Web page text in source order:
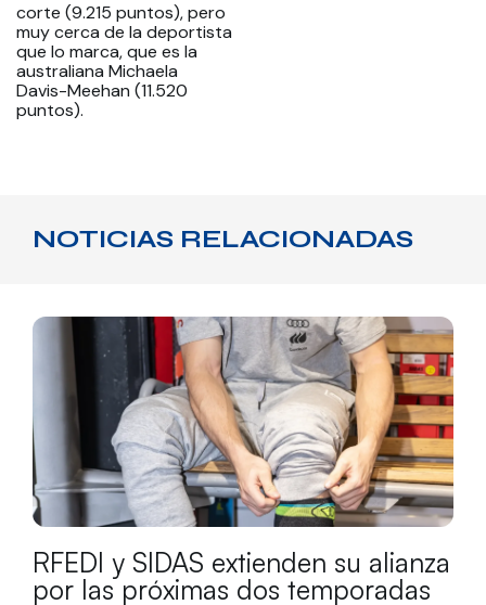
corte (9.215 puntos), pero
muy cerca de la deportista
que lo marca, que es la
australiana Michaela
Davis-Meehan (11.520
puntos).
NOTICIAS RELACIONADAS
RFEDI y SIDAS extienden su alianza
por las próximas dos temporadas